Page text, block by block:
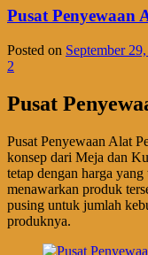
Pusat Penyewaan
Posted on September
2
Pusat
Pusat Penyewaan Alat
konsep dari Meja dan
tetap dengan harga
menawarkan produk
pusing untuk jumlah
produknya.